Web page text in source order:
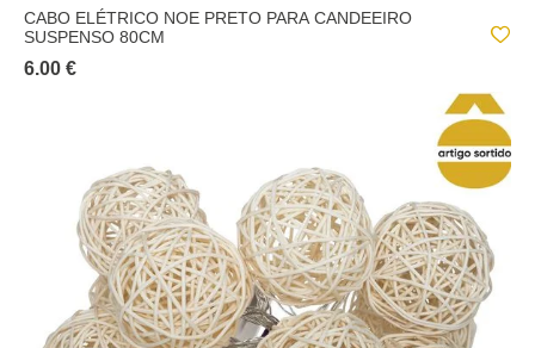
CABO ELÉTRICO NOE PRETO PARA CANDEEIRO
SUSPENSO 80CM
6.00 €